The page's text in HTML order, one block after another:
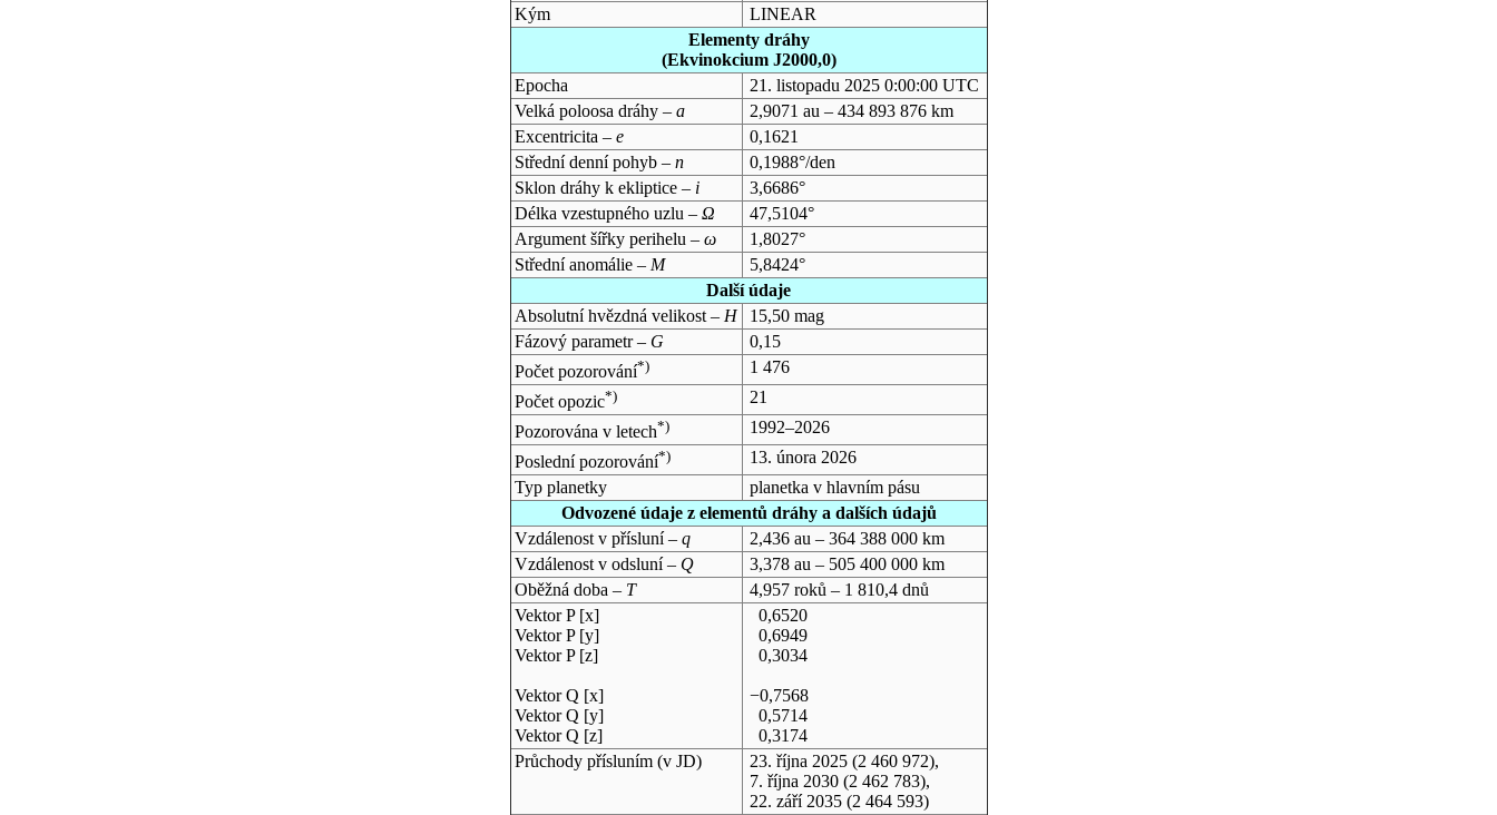
Kým
LINEAR
Elementy dráhy
(Ekvinokcium J2000,0)
Epocha
21. listopadu 2025 0:00:00 UTC
Velká poloosa dráhy – a
2,9071 au – 434 893 876 km
Excentricita – e
0,1621
Střední denní pohyb – n
0,1988°/den
Sklon dráhy k ekliptice – i
3,6686°
Délka vzestupného uzlu – Ω
47,5104°
Argument šířky perihelu – ω
1,8027°
Střední anomálie – M
5,8424°
Další údaje
Absolutní hvězdná velikost – H
15,50 mag
Fázový parametr – G
0,15
Počet pozorování*)
1 476
Počet opozic*)
21
Pozorována v letech*)
1992–2026
Poslední pozorování*)
13. února 2026
Typ planetky
planetka v hlavním pásu
Odvozené údaje z elementů dráhy a dalších údajů
Vzdálenost v přísluní – q
2,436 au – 364 388 000 km
Vzdálenost v odsluní – Q
3,378 au – 505 400 000 km
Oběžná doba – T
4,957 roků – 1 810,4 dnů
Vektor P [x]
Vektor P [y]
Vektor P [z]
Vektor Q [x]
Vektor Q [y]
Vektor Q [z]
0,6520
0,6949
0,3034
−0,7568
0,5714
0,3174
Průchody přísluním (v JD) 23. října 2025(2 460 972),
7. října 2030(2 462 783),
22. září 2035(2 464 593)